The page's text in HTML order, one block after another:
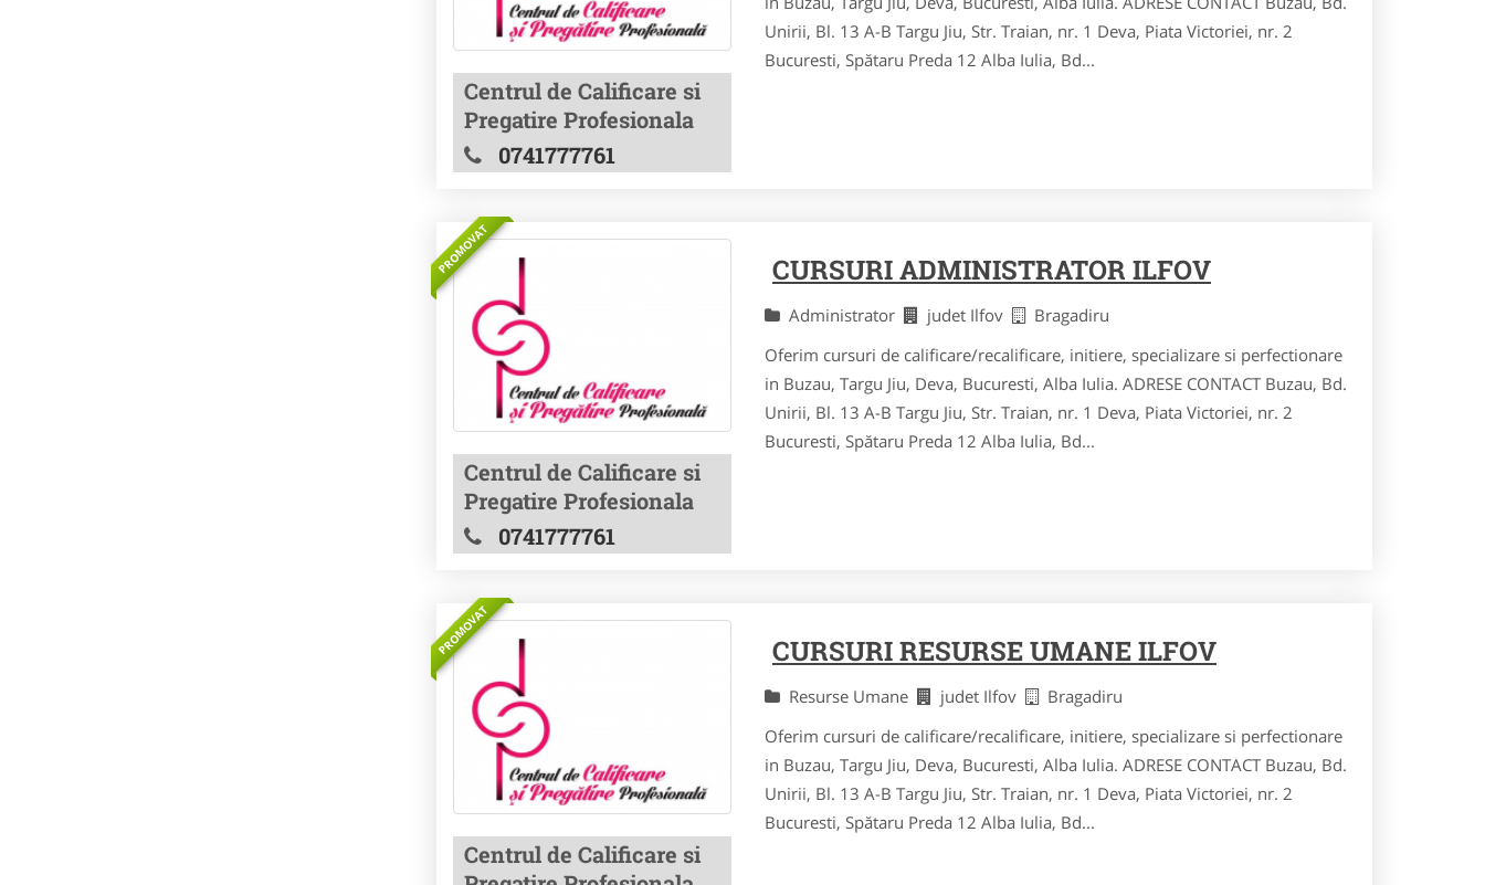
Centrul de Calificare si
Pregatire Profesionala
0741777761
Unirii, Bl. 13 A-B Targu Jiu, Str. Traian, nr. 1 Deva, Piata Victoriei, nr. 2
Bucuresti, Spătaru Preda 12 Alba Iulia, Bd...
PROMOVAT
Centrul de Calificare si
Pregatire Profesionala
0741777761
CURSURI ADMINISTRATOR ILFOV
Administrator judet Ilfov
Bragadiru
Oferim cursuri de calificare/recalificare, initiere, specializare si perfectionare
in Buzau, Targu Jiu, Deva, Bucuresti, Alba Iulia. ADRESE CONTACT Buzau, Bd.
Unirii, Bl. 13 A-B Targu Jiu, Str. Traian, nr. 1 Deva, Piata Victoriei, nr. 2
Bucuresti, Spătaru Preda 12 Alba Iulia, Bd...
PROMOVAT
Centrul de Calificare si
CURSURI RESURSE UMANE ILFOV
Resurse Umane judet Ilfov
Bragadiru
Oferim cursuri de calificare/recalificare, initiere, specializare si perfectionare
in Buzau, Targu Jiu, Deva, Bucuresti, Alba Iulia. ADRESE CONTACT Buzau, Bd.
Unirii, Bl. 13 A-B Targu Jiu, Str. Traian, nr. 1 Deva, Piata Victoriei, nr. 2
Bucuresti, Spătaru Preda 12 Alba Iulia, Bd...